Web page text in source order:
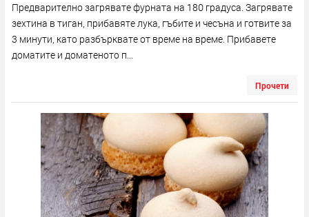
Предварително загрявате фурната на 180 градуса. Загрявате
зехтина в тиган, прибавяте лука, гъбите и чесъна и готвите за
3 минути, като разбърквате от време на време. Прибавете
доматите и доматеното п...
Прочети